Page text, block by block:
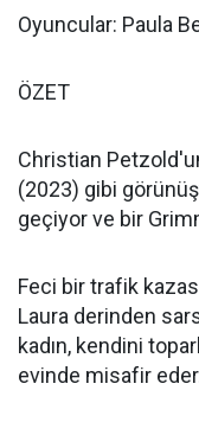
Oyuncular: Paula
ÖZET
Christian
(2023) gibi
geçiyor ve bir
Feci bir trafik
Laura derinden
kadın, kendini
evinde misafir